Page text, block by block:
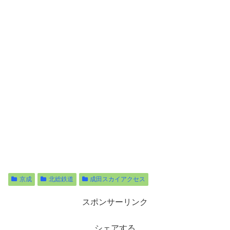
京成 北総鉄道 成田スカイアクセス
スポンサーリンク
シェアする